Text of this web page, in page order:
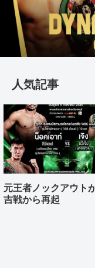
人気記事
元王者ノックアウト
吉戦から再起